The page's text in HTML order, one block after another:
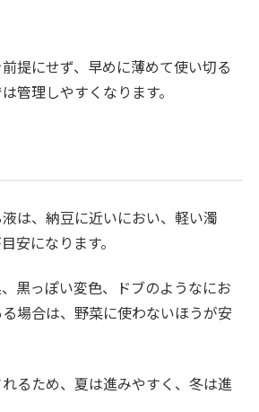
提にせず、早めに薄めて使い切る
管理しやすくなります。
は、納豆に近いにおい、軽い濁
安になります。
黒っぽい変色、ドブのようなにお
場合は、野菜に使わないほうが安
るため、夏は進みやすく、冬は進